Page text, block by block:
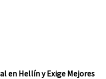
en Hellín y Exige Mejores